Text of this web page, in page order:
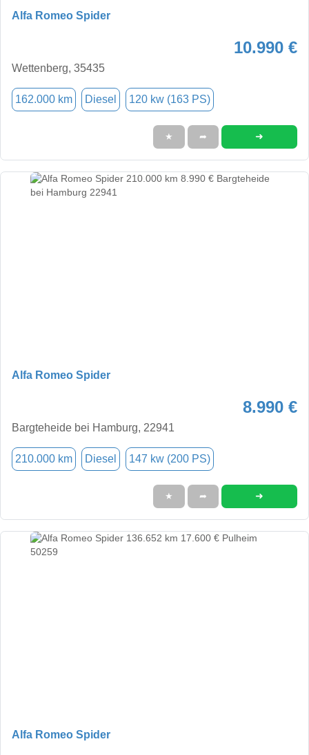
Alfa Romeo Spider
10.990 €
Wettenberg, 35435
162.000 km Diesel 120 kw (163 PS)
★ ➦ ➜
Alfa Romeo Spider
8.990 €
Bargteheide bei Hamburg, 22941
210.000 km Diesel 147 kw (200 PS)
★ ➦ ➜
Alfa Romeo Spider